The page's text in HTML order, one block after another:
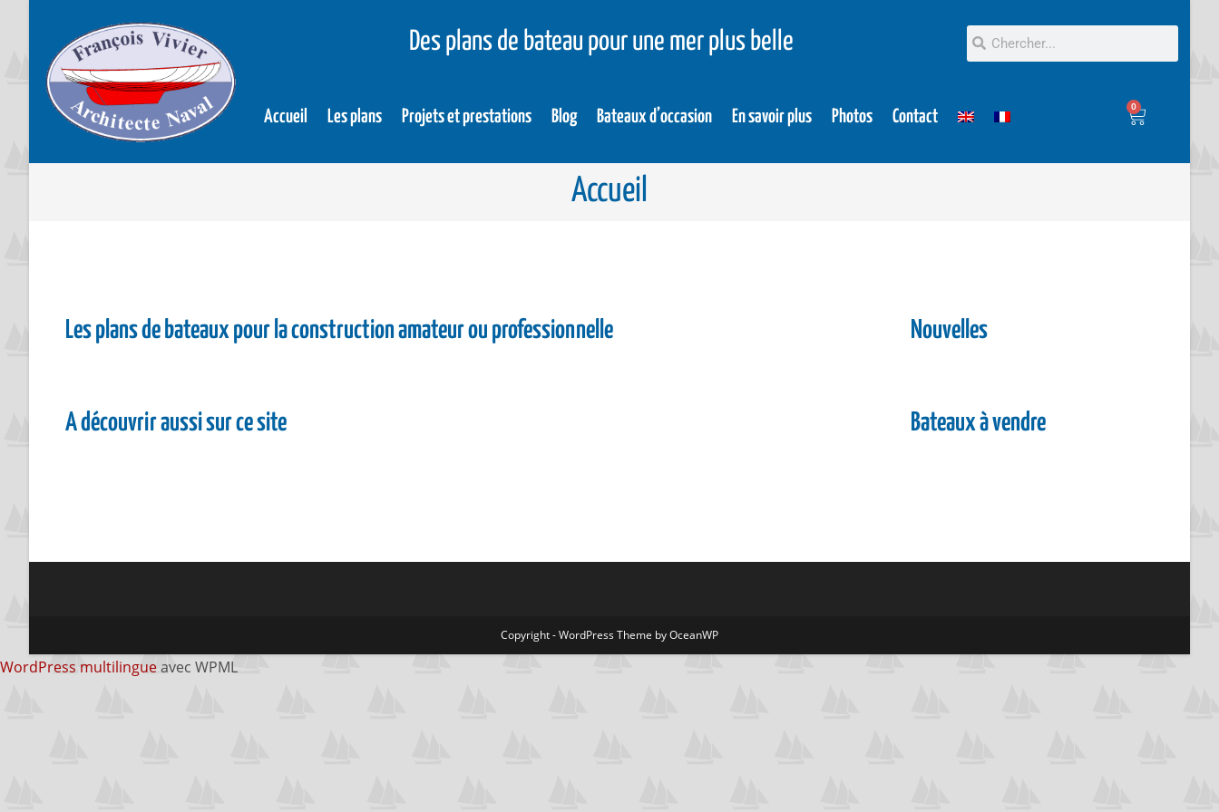
Des plans de bateau pour une mer plus belle
Accueil Les plans Projets et prestations Blog Bateaux d’occasion En savoir plus Photos Contact
0
Accueil
Les plans de bateaux pour la construction amateur ou professionnelle
A découvrir aussi sur ce site
Nouvelles
Bateaux à vendre
Copyright - WordPress Theme by OceanWP
WordPress multilingueavec WPML